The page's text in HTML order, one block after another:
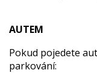
AUTEM
Pokud pojedete
parkování: